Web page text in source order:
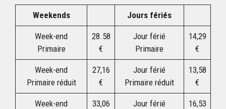
Weekends Jours fériés
Week-end
Primaire
28.58
€
Jour férié
Primaire
14,29
€
Week-end
Primaire réduit
27,16
€
Jour férié
Primaire réduit
13,58
€
Week-end
33,06
Jour férié
16,53